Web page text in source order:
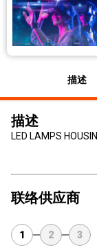
描述
描述
LED LAMPS
联络供应商
1 2 3